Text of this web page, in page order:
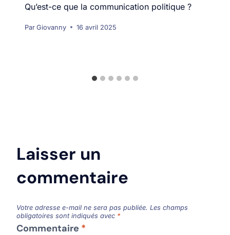
Qu’est-ce que la communication politique ?
Par Giovanny 16 avril 2025
Laisser un
commentaire
Votre adresse e-mail ne sera pas publiée. Les champs
obligatoires sont indiqués avec *
Commentaire *